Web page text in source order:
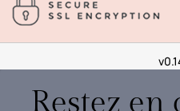
Restez en